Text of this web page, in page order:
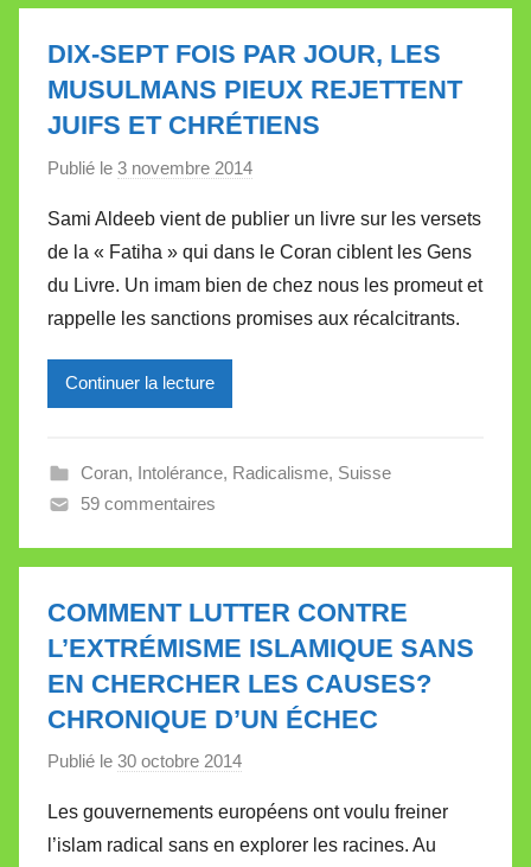
a
l
e
t
DIX-SEPT FOIS PAR JOUR, LES
MUSULMANS PIEUX REJETTENT
JUIFS ET CHRÉTIENS
Publié le 3 novembre 2014
r
M
i
r
e
l
l
t
t
e
Sami Aldeeb vient de publier un livre sur les versets
de la « Fatiha » qui dans le Coran ciblent les Gens
du Livre. Un imam bien de chez nous les promeut et
rappelle les sanctions promises aux récalcitrants.
Continuer la lecture
Coran, Intolérance, Radicalisme, Suisse
59 commentaires
COMMENT LUTTER CONTRE
L’EXTRÉMISME ISLAMIQUE SANS
EN CHERCHER LES CAUSES?
CHRONIQUE D’UN ÉCHEC
Publié le 30 octobre 2014
r
M
Les gouvernements européens ont voulu freiner
l’islam radical sans en explorer les racines. Au